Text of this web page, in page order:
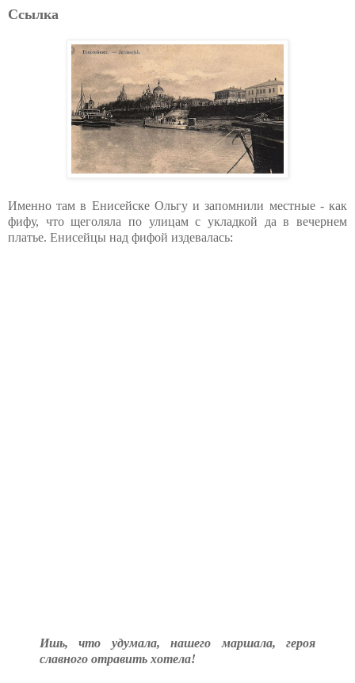
Ссылка
Именно там в Енисейске Ольгу и запомнили местные - как
фифу, что щеголяла по улицам с укладкой да в вечернем
платье. Енисейцы над фифой издевалась:
Ишь, что удумала, нашего маршала, героя
славного отравить хотела!